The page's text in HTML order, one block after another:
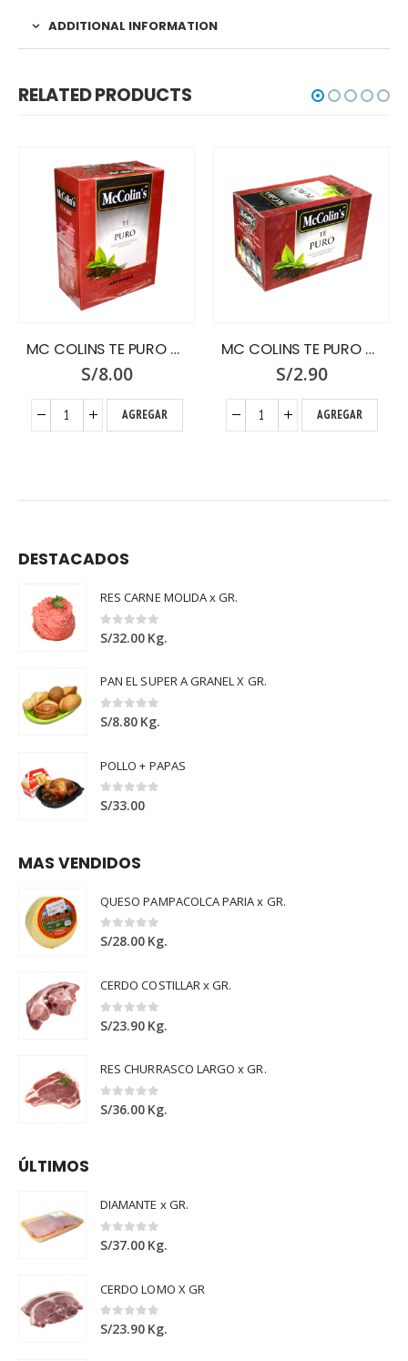
ADDITIONAL INFORMATION
RELATED PRODUCTS
MC COLINS TE PURO X 100 SOBRES
S/8.00
AGREGAR
MC COLINS TE PURO X 25 SOBRES
S/2.90
AGREGAR
DESTACADOS
RES CARNE MOLIDA x GR.
0out of 5
S/32.00 Kg.
PAN EL SUPER A GRANEL X GR.
0out of 5
S/8.80 Kg.
POLLO + PAPAS
0out of 5
S/33.00
MAS VENDIDOS
QUESO PAMPACOLCA PARIA x GR.
0out of 5
S/28.00 Kg.
CERDO COSTILLAR x GR.
0out of 5
S/23.90 Kg.
RES CHURRASCO LARGO x GR.
0out of 5
S/36.00 Kg.
ÚLTIMOS
DIAMANTE x GR.
0out of 5
S/37.00 Kg.
CERDO LOMO X GR
0out of 5
S/23.90 Kg.